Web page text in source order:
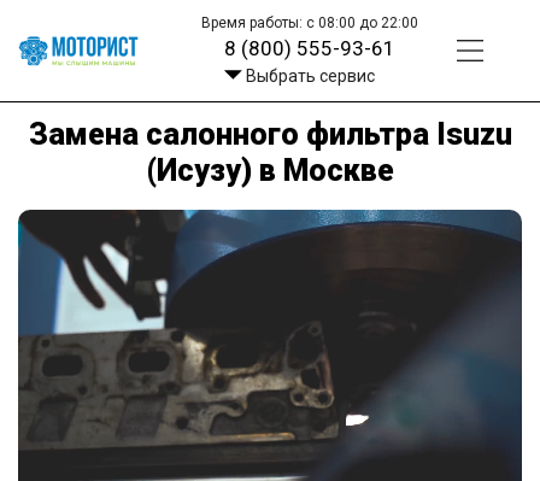
Время работы: с 08:00 до 22:00
8 (800) 555-93-61
Выбрать сервис
Замена салонного фильтра Isuzu
(Исузу) в Москве